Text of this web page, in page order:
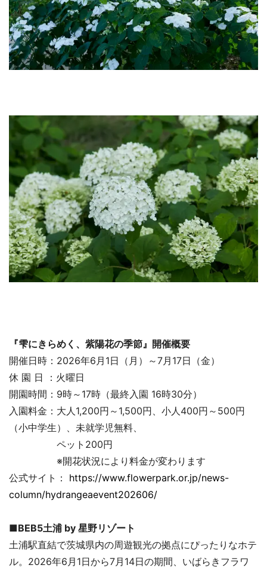
『雫にきらめく、紫陽花の季節』開催概要
開催日時：2026年6月1日（月）～7月17日（金）
休 園 日 ：火曜日
開園時間：9時～17時（最終入園 16時30分）
入園料金：大人1,200円～1,500円、小人400円～500円
（小中学生）、未就学児無料、
ペット200円
※開花状況により料金が変わります
公式サイト： https://www.flowerpark.or.jp/news-
column/hydrangeaevent202606/
■BEB5土浦 by 星野リゾート
土浦駅直結で茨城県内の周遊観光の拠点にぴったりなホテ
ル。2026年6月1日から7月14日の期間、いばらきフラワ